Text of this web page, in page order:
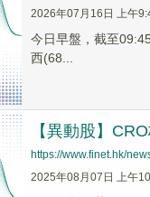
2026年07月16日 上午
今日早盤，截至
西(68...
【異動股】
https://www.finet.hk/
2025年08月07日 上午